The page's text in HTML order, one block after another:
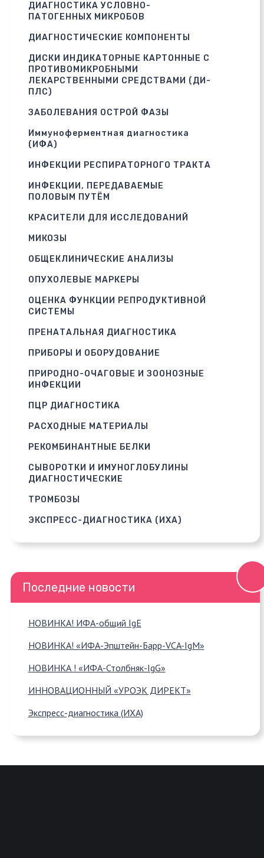
ДИАГНОСТИКА УСЛОВНО-
ПАТОГЕННЫХ МИКРОБОВ
ДИАГНОСТИЧЕСКИЕ КОМПОНЕНТЫ
ДИСКИ ИНДИКАТОРНЫЕ КАРТОННЫЕ С
ПРОТИВОМИКРОБНЫМИ
ЛЕКАРСТВЕННЫМИ СРЕДСТВАМИ (ДИ-
ПЛС)
ЗАБОЛЕВАНИЯ ОСТРОЙ ФАЗЫ
Иммуноферментная диагностика
(ИФА)
ИНФЕКЦИИ РЕСПИРАТОРНОГО ТРАКТА
ИНФЕКЦИИ, ПЕРЕДАВАЕМЫЕ
ПОЛОВЫМ ПУТЁМ
КРАСИТЕЛИ ДЛЯ ИССЛЕДОВАНИЙ
МИКОЗЫ
ОБЩЕКЛИНИЧЕСКИЕ АНАЛИЗЫ
ОПУХОЛЕВЫЕ МАРКЕРЫ
ОЦЕНКА ФУНКЦИИ РЕПРОДУКТИВНОЙ
СИСТЕМЫ
ПРЕНАТАЛЬНАЯ ДИАГНОСТИКА
ПРИБОРЫ И ОБОРУДОВАНИЕ
ПРИРОДНО-ОЧАГОВЫЕ И ЗООНОЗНЫЕ
ИНФЕКЦИИ
ПЦР ДИАГНОСТИКА
РАСХОДНЫЕ МАТЕРИАЛЫ
РЕКОМБИНАНТНЫЕ БЕЛКИ
СЫВОРОТКИ И ИМУНОГЛОБУЛИНЫ
ДИАГНОСТИЧЕСКИЕ
ТРОМБОЗЫ
ЭКСПРЕСС-ДИАГНОСТИКА (ИХА)
Последние новости
НОВИНКА! ИФА-общий IgE
НОВИНКА! «ИФА-Эпштейн-Барр-VCA-IgM»
НОВИНКА ! «ИФА-Столбняк-IgG»
ИННОВАЦИОННЫЙ «УРОЭК ДИРЕКТ»
Экспресс-диагностика (ИХА)